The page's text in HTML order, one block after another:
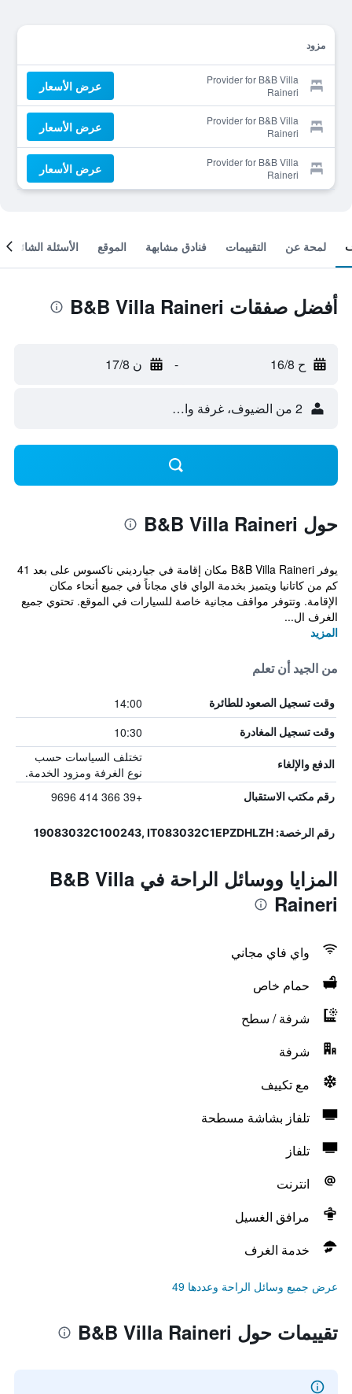
مزود
Provider for B&B Villa
Raineri
عرض الأسعار
Provider for B&B Villa
Raineri
عرض الأسعار
Provider for B&B Villa
Raineri
عرض الأسعار
لمحة عن التقييمات فنادق مشابهة الموقع الأسئلة الشائعة
أفضل صفقات B&B Villa Raineri
ح 16/8 - ن 17/8
2 من الضيوف، غرفة واحدة
حول B&B Villa Raineri
يوفر B&B Villa Raineri مكان إقامة في جيارديني ناكسوس على بعد 41
كم من كاتانيا ويتميز بخدمة الواي فاي مجاناً في جميع أنحاء مكان
الإقامة. وتتوفر مواقف مجانية خاصة للسيارات في الموقع. تحتوي جميع
الغرف ال...
المزيد
من الجيد أن تعلم
وقت تسجيل الصعود للطائرة 14:00
وقت تسجيل المغادرة 10:30
الدفع والإلغاء
تختلف السياسات حسب
نوع الغرفة ومزود الخدمة.
رقم مكتب الاستقبال +39 366 414 9696
رقم الرخصة: 19083032C100243, IT083032C1EPZDHLZH
المزايا ووسائل الراحة في B&B Villa
Raineri
واي فاي مجاني
حمام خاص
شرفة / سطح
شرفة
مع تكييف
تلفاز بشاشة مسطحة
تلفاز
انترنت
مرافق الغسيل
خدمة الغرف
عرض جميع وسائل الراحة وعددها 49
تقييمات حول B&B Villa Raineri